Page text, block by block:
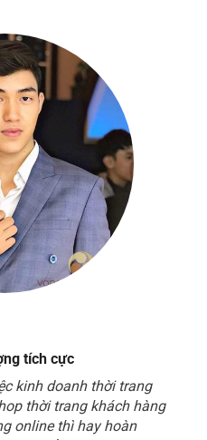
tích cực
kinh doanh thời trang
thời trang khách hàng
online thì hay hoàn